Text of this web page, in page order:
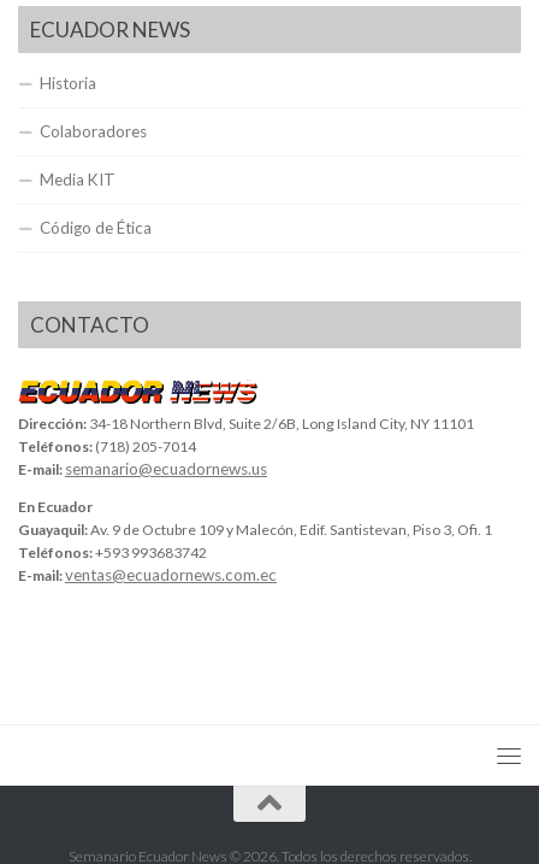
ECUADOR NEWS
Historia
Colaboradores
Media KIT
Código de Ética
CONTACTO
Dirección: 34-18 Northern Blvd, Suite 2/6B, Long Island City, NY 11101
Teléfonos: (718) 205-7014
E-mail: semanario@ecuadornews.us
En Ecuador
Guayaquil:Av. 9 de Octubre 109 y Malecón, Edif. Santistevan, Piso 3, Ofi. 1
Teléfonos:+593 993683742
E-mail:ventas@ecuadornews.com.ec
Semanario Ecuador News © 2026. Todos los derechos reservados.